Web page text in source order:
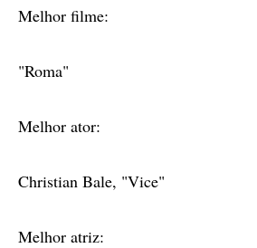
Melhor filme:
"Roma"
Melhor ator:
Christian Bale, "Vice"
Melhor atriz: